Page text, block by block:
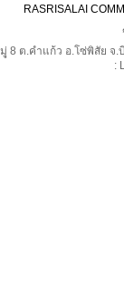
RASRISALAI
8 ต.คำแก้ว อ.โซ่พิสัย จ.
: